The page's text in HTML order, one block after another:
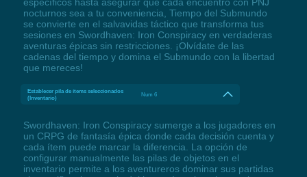
nocturnos sea a tu conveniencia, Tiempo del Submundo
se convierte en el salvavidas táctico que transforma tus
sesiones en Swordhaven: Iron Conspiracy en verdaderas
aventuras épicas sin restricciones. ¡Olvídate de las
cadenas del tiempo y domina el Submundo con la libertad
que mereces!
Establecer pila de ítems seleccionados
(Inventario)
Num 6
Swordhaven: Iron Conspiracy sumerge a los jugadores en
un CRPG de fantasía épica donde cada decisión cuenta y
cada ítem puede marcar la diferencia. La opción de
configurar manualmente las pilas de objetos en el
inventario permite a los aventureros dominar sus partidas